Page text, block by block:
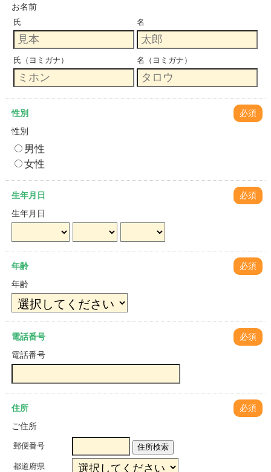
お名前
氏 名
氏（ヨミガナ） 名（ヨミガナ）
性別
必須
性別
男性
女性
生年月日
必須
生年月日
年齢
必須
年齢
電話番号
必須
電話番号
住所
必須
ご住所
郵便番号 住所検索
都道府県